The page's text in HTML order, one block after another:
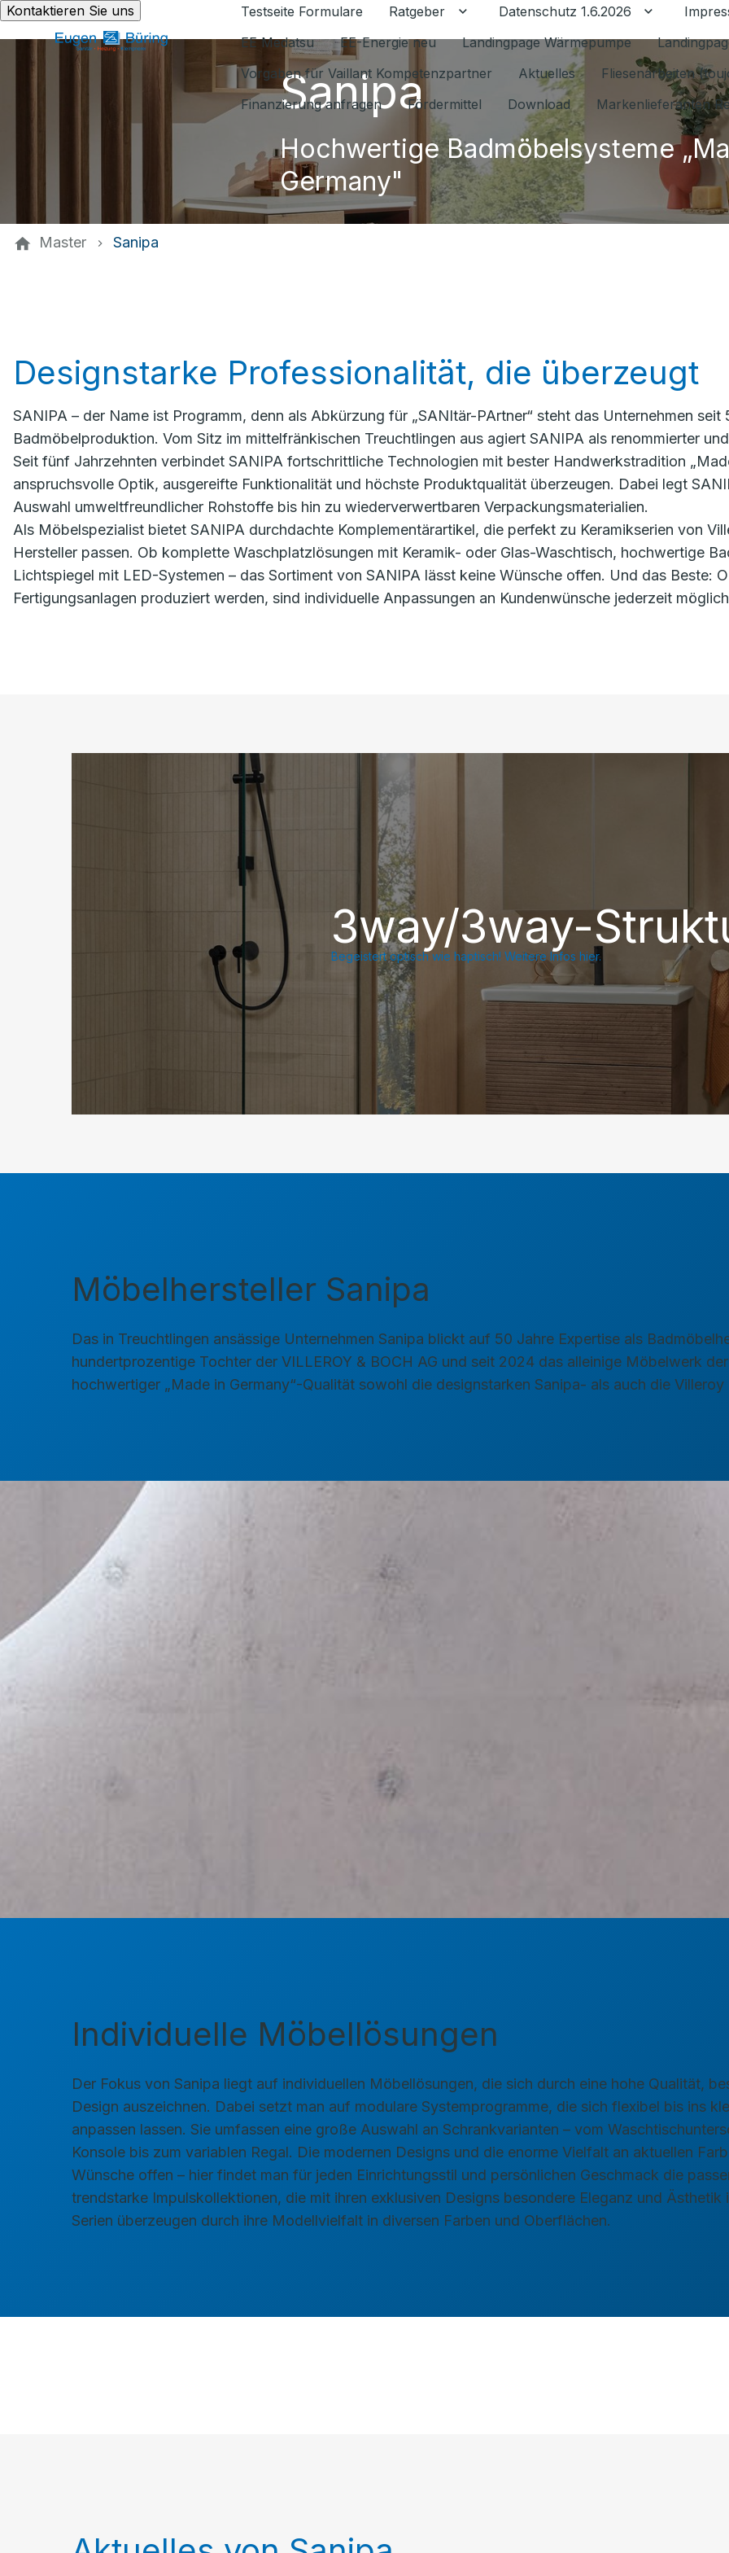
Kontaktieren Sie uns Testseite Formulare Ratgeber Untermenü für Ratgeber umschalten
Datenschutz 1.6.2026 Untermenü
EE Medatsu
EE-Energie neu Landingpage Wärmepumpe
Vorgaben für Vaillant Kompetenzpartner
Aktuelles
Fliesenarbeiten
Finanzierung anfragen
Fördermittel Download Markenlieferanten
Sanipa
Hochwertige Badmöbelsysteme
Germany"
Master Sanipa
Designstarke Professionalität, die überzeugt
SANIPA – der Name ist Programm, denn als Abkürzung für „SANItär-PArtner“ steht das Unternehmen
Badmöbelproduktion. Vom Sitz im mittelfränkischen Treuchtlingen aus agiert SANIPA als renommierter
Seit fünf Jahrzehnten verbindet SANIPA fortschrittliche Technologien mit bester Handwerkstradition
anspruchsvolle Optik, ausgereifte Funktionalität und höchste Produktqualität überzeugen. Dabei legt
Auswahl umweltfreundlicher Rohstoffe bis hin zu wiederverwertbaren Verpackungsmaterialien.
Als Möbelspezialist bietet SANIPA durchdachte Komplementärartikel, die perfekt zu Keramikserien von
Hersteller passen. Ob komplette Waschplatzlösungen mit Keramik- oder Glas-Waschtisch, hochwertige
Lichtspiegel mit LED-Systemen – das Sortiment von SANIPA lässt keine Wünsche offen. Und das Beste:
Fertigungsanlagen produziert werden, sind individuelle Anpassungen an Kundenwünsche jederzeit
3way/3way-
Begeistert optisch wie haptisch! Weitere Infos hier.
Möbelhersteller Sanipa
Das in Treuchtlingen ansässige Unternehmen Sanipa blickt auf 50 Jahre Expertise als
hundertprozentige Tochter der VILLEROY & BOCH AG und seit 2024 das alleinige Möbelwerk
hochwertiger „Made in Germany“-Qualität sowohl die designstarken Sanipa- als auch die
Individuelle Möbellösungen
Der Fokus von Sanipa liegt auf individuellen Möbellösungen, die sich durch eine hohe Qualität,
Design auszeichnen. Dabei setzt man auf modulare Systemprogramme, die sich flexibel bis ins
anpassen lassen. Sie umfassen eine große Auswahl an Schrankvarianten – vom
Konsole bis zum variablen Regal. Die modernen Designs und die enorme Vielfalt an aktuellen
Wünsche offen – hier findet man für jeden Einrichtungsstil und persönlichen Geschmack die
trendstarke Impulskollektionen, die mit ihren exklusiven Designs besondere Eleganz und
Serien überzeugen durch ihre Modellvielfalt in diversen Farben und Oberflächen.